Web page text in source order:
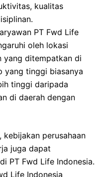
kualitas
PT Fwd Life
oleh lokasi
yang ditempatkan di
yang tinggi biasanya
tinggi daripada
di daerah dengan
perusahaan
juga dapat
PT Fwd Life Indonesia.
Life Indonesia